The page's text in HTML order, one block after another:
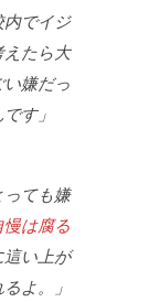
内でイジ
えたら大
嫌だっ
す」
っても嫌
慢は腐る
這い上が
よ。」